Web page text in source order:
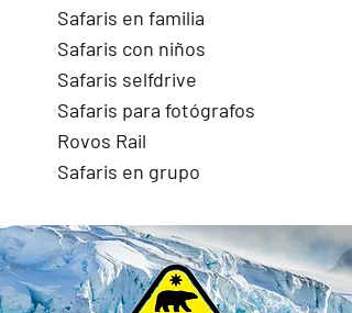
Safaris en familia
Safaris con niños
Safaris selfdrive
Safaris para fotógrafos
Rovos Rail
Safaris en grupo